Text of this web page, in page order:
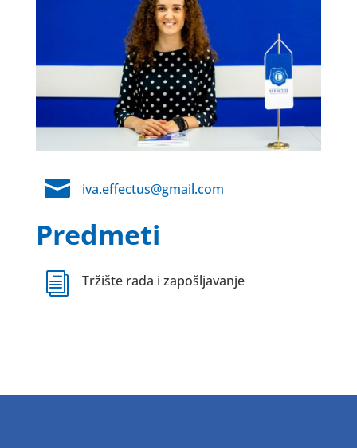
 iva.effectus@gmail.com
Predmeti
i Tržište rada i zapošljavanje